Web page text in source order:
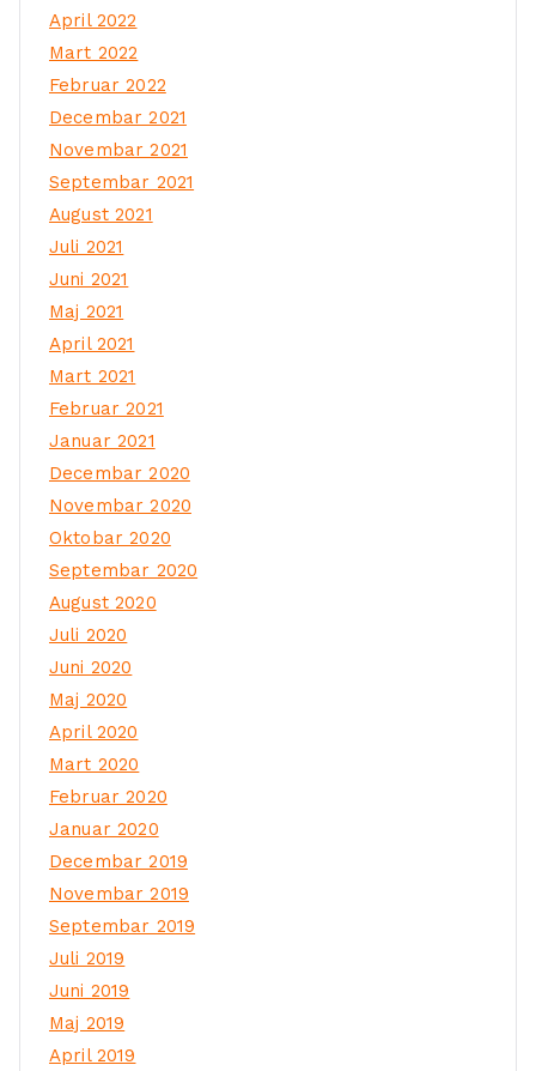
April 2022
Mart 2022
Februar 2022
Decembar 2021
Novembar 2021
Septembar 2021
August 2021
Juli 2021
Juni 2021
Maj 2021
April 2021
Mart 2021
Februar 2021
Januar 2021
Decembar 2020
Novembar 2020
Oktobar 2020
Septembar 2020
August 2020
Juli 2020
Juni 2020
Maj 2020
April 2020
Mart 2020
Februar 2020
Januar 2020
Decembar 2019
Novembar 2019
Septembar 2019
Juli 2019
Juni 2019
Maj 2019
April 2019